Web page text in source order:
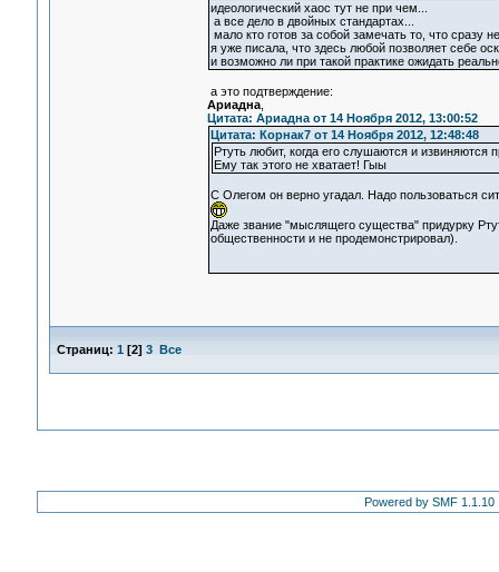
идеологический хаос тут не при чем...
а все дело в двойных стандартах...
мало кто готов за собой замечать то, что сразу
я уже писала, что здесь любой позволяет себе
и возможно ли при такой практике ожидать
а это подтверждение:
Ариадна,
Цитата: Ариадна от 14 Ноября 2012, 13:00:52
Цитата: Корнак7 от 14 Ноября 2012, 12:48:48
Ртуть любит, когда его слушаются и извиняются
Ему так этого не хватает! Гыы
С Олегом он верно угадал. Надо пользоваться
Даже звание "мыслящего существа" придурку
общественности и не продемонстрировал).
Страниц: 1 [2] 3 Все
Powered by SMF 1.1.10